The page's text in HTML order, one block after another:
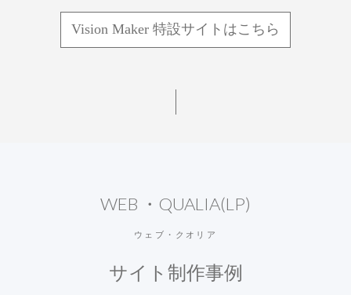
Vision Maker 特設サイトはこちら
WEB ・QUALIA(LP)
ウェブ・クオリア
サイト制作事例